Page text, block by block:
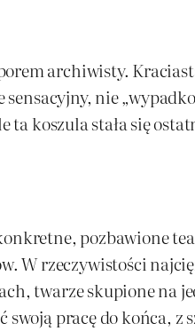
archiwisty.
nie
koszula stała się
pozbawione
W rzeczywistości
twarze skupione na
pracę do końca,